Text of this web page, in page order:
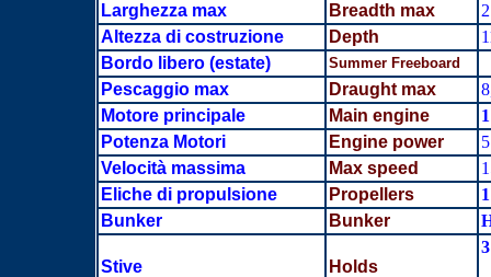
Larghezza max
Breadth max
Altezza di costruzione
Depth
Bordo libero (estate)
Summer Freeboard
Pescaggio max Draught max
Motore principale
Main engine 1
Potenza Motori
Engine power
Velocità massima
Max speed
Eliche di propulsione
Propellers 1
Bunker
Bunker
Stive Holds
3